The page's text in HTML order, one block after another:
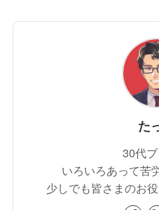
た
30代
いろいろあって苦
少しでも皆さまのお